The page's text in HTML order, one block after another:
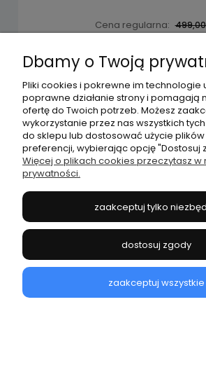
Cena regularna: 499,00
do koszyka
promocja
Dbamy o Twoją
Pliki cookies i pokrewne im technologie
poprawne działanie strony i pomagają
ofertę do Twoich potrzeb. Możesz
wykorzystanie przez nas wszystkich
do sklepu lub dostosować użycie
preferencji, wybierając opcję "Dostosuj
Więcej o plikach cookies przeczytasz w
prywatności.
zaakceptuj tylko
dostosuj zgody
zaakceptuj wszystkie